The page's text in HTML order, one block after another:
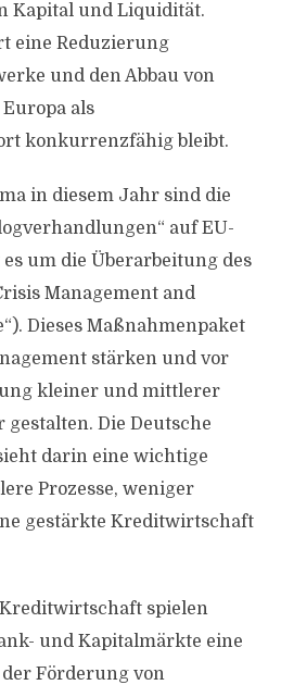
Kapital und Liquidität.
eine Reduzierung
und den Abbau von
als
konkurrenzfähig bleibt.
in diesem Jahr sind die
auf EU-
es um die Überarbeitung des
Management and
Dieses Maßnahmenpaket
stärken und vor
kleiner und mittlerer
Die Deutsche
darin eine wichtige
Prozesse, weniger
gestärkte Kreditwirtschaft
spielen
und Kapitalmärkte eine
Förderung von